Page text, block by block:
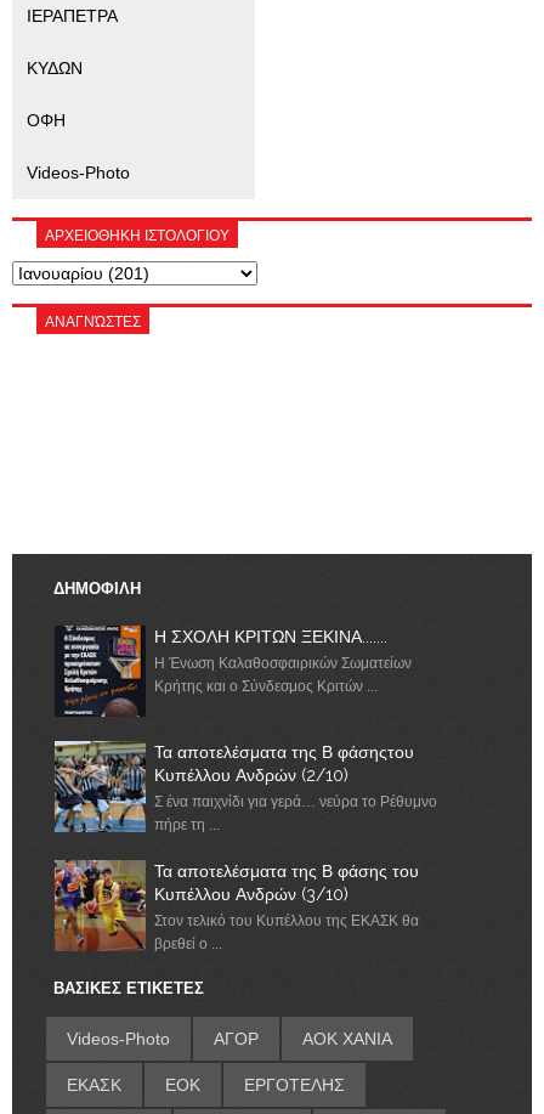
ΙΕΡΑΠΕΤΡΑ
ΚΥΔΩΝ
ΟΦΗ
Videos-Photo
ΑΡΧΕΙΟΘΗΚΗ ΙΣΤΟΛΟΓΙΟΥ
ΑΝΑΓΝΏΣΤΕΣ
ΔΗΜΟΦΙΛΗ
Η ΣΧΟΛΗ ΚΡΙΤΩΝ ΞΕΚΙΝΑ.......
Η Ένωση Καλαθοσφαιρικών Σωματείων
Κρήτης και ο Σύνδεσμος Κριτών ...
Τα αποτελέσματα της Β φάσηςτου
Κυπέλλου Ανδρών (2/10)
Σ ένα παιχνίδι για γερά… νεύρα το Ρέθυμνο
πήρε τη ...
Τα αποτελέσματα της Β φάσης του
Κυπέλλου Ανδρών (3/10)
Στον τελικό του Κυπέλλου της ΕΚΑΣΚ θα
βρεθεί ο ...
ΒΑΣΙΚΕΣ ΕΤΙΚΕΤΕΣ
Videos-Photo ΑΓΟΡ ΑΟΚ ΧΑΝΙΑ
ΕΚΑΣΚ ΕΟΚ ΕΡΓΟΤΕΛΗΣ